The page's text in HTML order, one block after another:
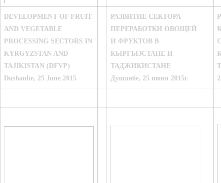
DEVELOPMENT OF FRUIT
AND VEGETABLE
PROCESSING SECTORS IN
KYRGYZSTAN AND
TAJIKISTAN (DFVP)
Dushanbe, 25 June 2015
РАЗВИТИЕ СЕКТОРА
ПЕРЕРАБОТКИ ОВОЩЕЙ
И ФРУКТОВ В
КЫРГЫЗСТАНЕ И
ТАДЖИКИСТАНЕ
Душанбе, 25 июня 2015г.